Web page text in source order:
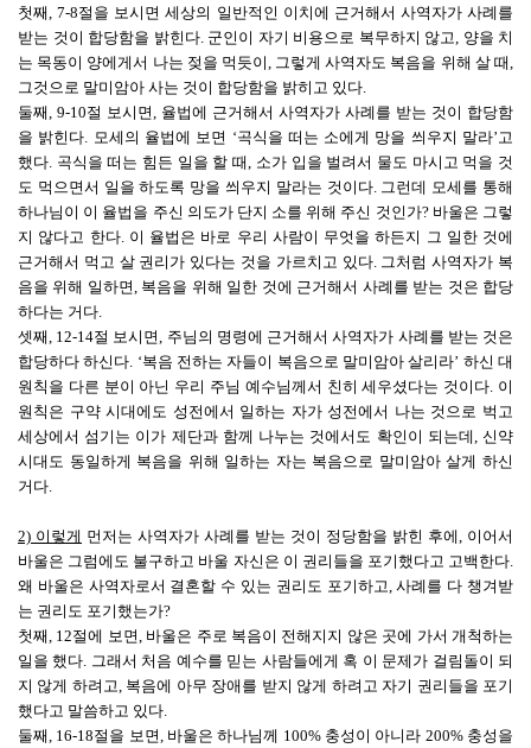
첫째, 7-8절을 보시면 세상의 일반적인 이치에 근거해서 사역자가 사례를
받는 것이 합당함을 밝힌다. 군인이 자기 비용으로 복무하지 않고, 양을 치
는 목동이 양에게서 나는 젖을 먹듯이, 그렇게 사역자도 복음을 위해 살 때,
그것으로 말미암아 사는 것이 합당함을 밝히고 있다.
둘째, 9-10절 보시면, 율법에 근거해서 사역자가 사례를 받는 것이 합당함
을 밝힌다. 모세의 율법에 보면 ‘곡식을 떠는 소에게 망을 씌우지 말라’고
했다. 곡식을 떠는 힘든 일을 할 때, 소가 입을 벌려서 물도 마시고 먹을 것
도 먹으면서 일을 하도록 망을 씌우지 말라는 것이다. 그런데 모세를 통해
하나님이 이 율법을 주신 의도가 단지 소를 위해 주신 것인가? 바울은 그렇
지 않다고 한다. 이 율법은 바로 우리 사람이 무엇을 하든지 그 일한 것에
근거해서 먹고 살 권리가 있다는 것을 가르치고 있다. 그처럼 사역자가 복
음을 위해 일하면, 복음을 위해 일한 것에 근거해서 사례를 받는 것은 합당
하다는 거다.
셋째, 12-14절 보시면, 주님의 명령에 근거해서 사역자가 사례를 받는 것은
합당하다 하신다. ‘복음 전하는 자들이 복음으로 말미암아 살리라’ 하신 대
원칙을 다른 분이 아닌 우리 주님 예수님께서 친히 세우셨다는 것이다. 이
원칙은 구약 시대에도 성전에서 일하는 자가 성전에서 나는 것으로 벅고
세상에서 섬기는 이가 제단과 함께 나누는 것에서도 확인이 되는데, 신약
시대도 동일하게 복음을 위해 일하는 자는 복음으로 말미암아 살게 하신
거다.
2) 이렇게 먼저는 사역자가 사례를 받는 것이 정당함을 밝힌 후에, 이어서
바울은 그럼에도 불구하고 바울 자신은 이 권리들을 포기했다고 고백한다.
왜 바울은 사역자로서 결혼할 수 있는 권리도 포기하고, 사례를 다 챙겨받
는 권리도 포기했는가?
첫째, 12절에 보면, 바울은 주로 복음이 전해지지 않은 곳에 가서 개척하는
일을 했다. 그래서 처음 예수를 믿는 사람들에게 혹 이 문제가 걸림돌이 되
지 않게 하려고, 복음에 아무 장애를 받지 않게 하려고 자기 권리들을 포기
했다고 말씀하고 있다.
둘째, 16-18절을 보면, 바울은 하나님께 100% 충성이 아니라 200% 충성을